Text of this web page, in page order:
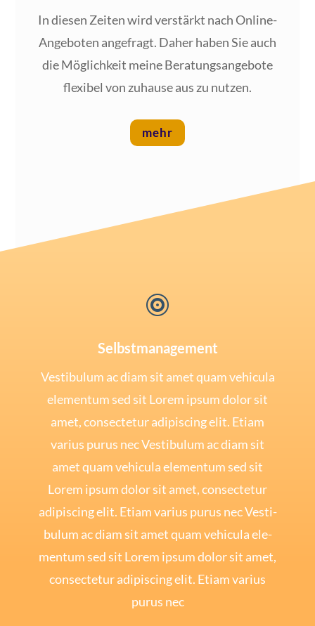
In die­sen Zei­ten wird ver­stärkt nach Online-
Ange­bo­ten ange­fragt. Daher haben Sie auch
die Mög­lich­keit mei­ne Bera­tungs­an­ge­bo­te
fle­xi­bel von zuhau­se aus zu nutzen.
mehr

Selbstmanagement
Ves­ti­bu­lum ac diam sit amet quam vehi­cu­la
ele­mentum sed sit Lorem ipsum dolor sit
amet, con­sec­te­tur adi­pi­scing elit. Eti­am
vari­us purus nec Ves­ti­bu­lum ac diam sit
amet quam vehi­cu­la ele­mentum sed sit
Lorem ipsum dolor sit amet, con­sec­te­tur
adi­pi­scing elit. Eti­am vari­us purus nec Ves­ti­
bu­lum ac diam sit amet quam vehi­cu­la ele­
mentum sed sit Lorem ipsum dolor sit amet,
con­sec­te­tur adi­pi­scing elit. Eti­am vari­us
purus nec